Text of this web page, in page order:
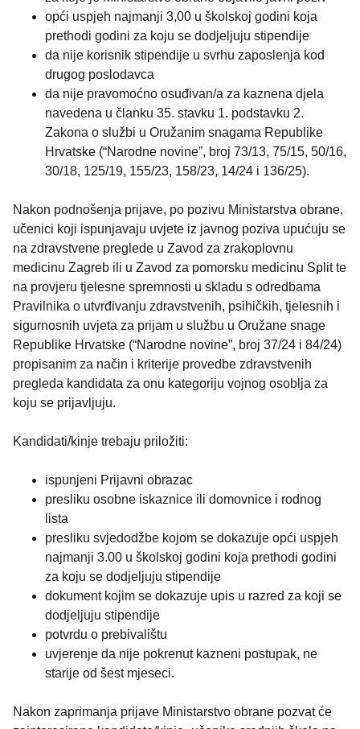
opći uspjeh najmanji 3,00 u školskoj godini koja
prethodi godini za koju se dodjeljuju stipendije
da nije korisnik stipendije u svrhu zaposlenja kod
drugog poslodavca
da nije pravomoćno osuđivan/a za kaznena djela
navedena u članku 35. stavku 1. podstavku 2.
Zakona o službi u Oružanim snagama Republike
Hrvatske (“Narodne novine”, broj 73/13, 75/15, 50/16,
30/18, 125/19, 155/23, 158/23, 14/24 i 136/25).
Nakon podnošenja prijave, po pozivu Ministarstva obrane,
učenici koji ispunjavaju uvjete iz javnog poziva upućuju se
na zdravstvene preglede u Zavod za zrakoplovnu
medicinu Zagreb ili u Zavod za pomorsku medicinu Split te
na provjeru tjelesne spremnosti u skladu s odredbama
Pravilnika o utvrđivanju zdravstvenih, psihičkih, tjelesnih i
sigurnosnih uvjeta za prijam u službu u Oružane snage
Republike Hrvatske (“Narodne novine”, broj 37/24 i 84/24)
propisanim za način i kriterije provedbe zdravstvenih
pregleda kandidata za onu kategoriju vojnog osoblja za
koju se prijavljuju.
Kandidati/kinje trebaju priložiti:
ispunjeni Prijavni obrazac
presliku osobne iskaznice ili domovnice i rodnog
lista
presliku svjedodžbe kojom se dokazuje opći uspjeh
najmanji 3.00 u školskoj godini koja prethodi godini
za koju se dodjeljuju stipendije
dokument kojim se dokazuje upis u razred za koji se
dodjeljuju stipendije
potvrdu o prebivalištu
uvjerenje da nije pokrenut kazneni postupak, ne
starije od šest mjeseci.
Nakon zaprimanja prijave Ministarstvo obrane pozvat će